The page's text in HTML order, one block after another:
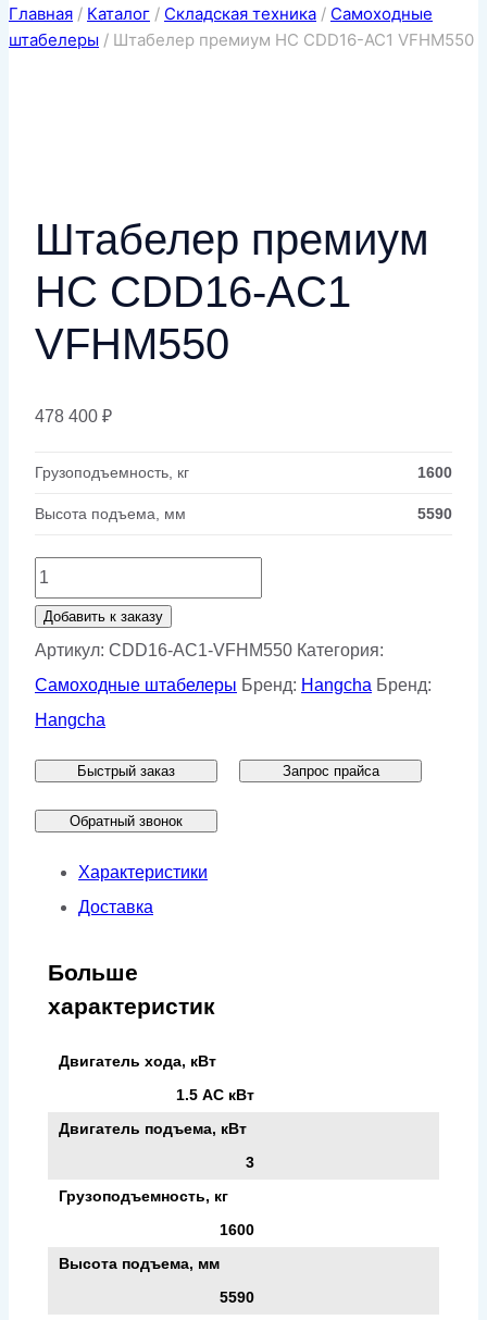
Главная / Каталог / Складская техника / Самоходные
штабелеры / Штабелер премиум НС CDD16-AC1 VFHM550
Штабелер премиум
НС CDD16-AC1
VFHM550
478 400 ₽
Грузоподъемность, кг 1600
Высота подъема, мм 5590
Количество
товара
Штабелер
премиум
НС
AC1
VFHM550
Добавить к заказу
Артикул: CDD16-AC1-VFHM550 Категория:
Самоходные штабелеры Бренд: Hangcha Бренд:
Hangcha
Быстрый заказ Запрос прайса
Обратный звонок
Характеристики
Доставка
Больше
характеристик
Двигатель хода, кВт
1.5 АС кВт
Двигатель подъема, кВт
3
Грузоподъемность, кг
1600
Высота подъема, мм
5590